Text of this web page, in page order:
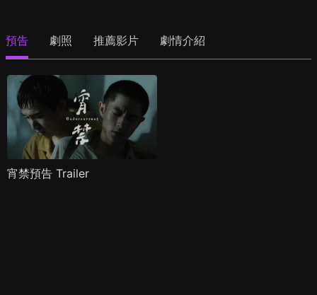
預告 劇照 推薦影片 劇情介紹
宵禁預告 Trailer